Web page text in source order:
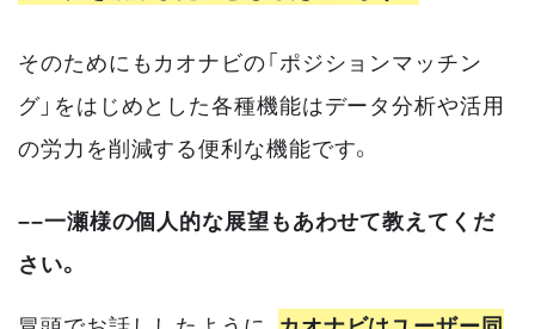
そのためにもカオナビの「ポジションマッチン
グ」をはじめとした各種機能はデータ分析や活用
の労力を削減する便利な機能です。
––一瀬様の個人的な展望もあわせて教えてくだ
さい。